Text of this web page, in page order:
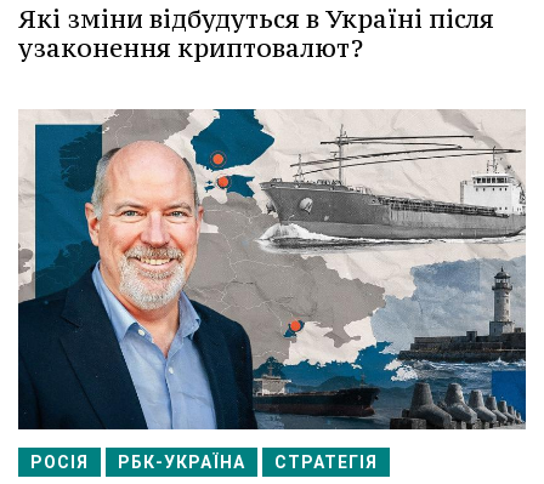
Які зміни відбудуться в Україні після
узаконення криптовалют?
РОСІЯ РБК-УКРАЇНА СТРАТЕГІЯ